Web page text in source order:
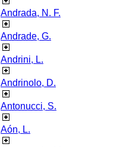
Andrada, N. F.
Andrade, G.
Andrini, L.
Andrinolo, D.
Antonucci, S.
Aón, L.